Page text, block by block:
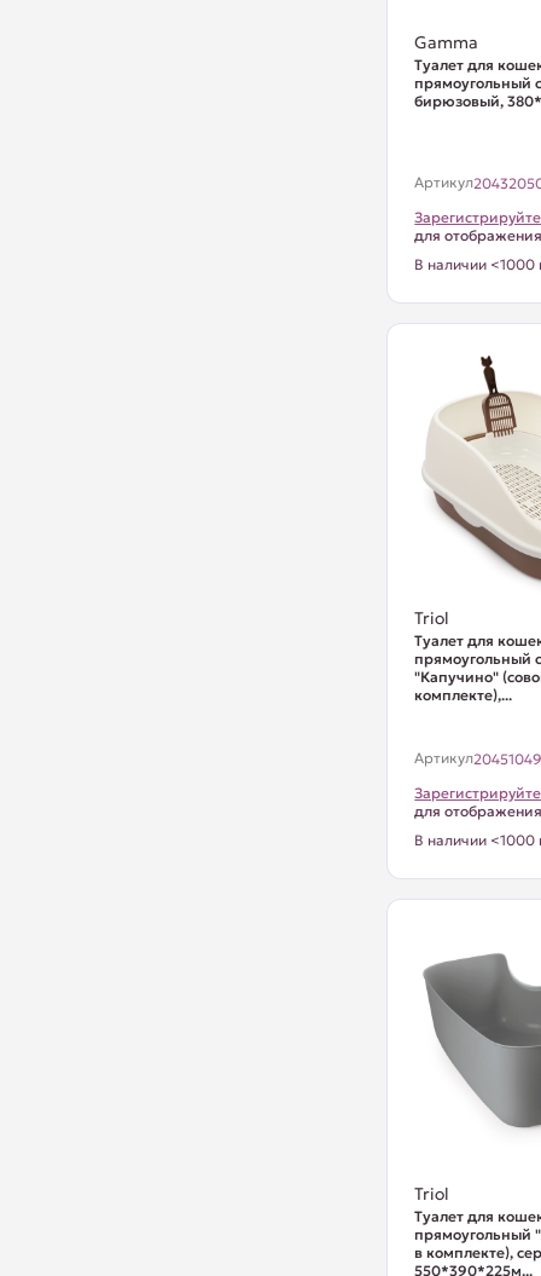
Gamma
Туалет для
прямоугольный
бирюзовый,
Артикул
для
В наличии <1000
Triol
Туалет для
прямоугольный
"Капучино"
комплекте),...
Артикул
для
В наличии <1000
Triol
Туалет для
прямоугольный
в комплекте),
550*390*225м...